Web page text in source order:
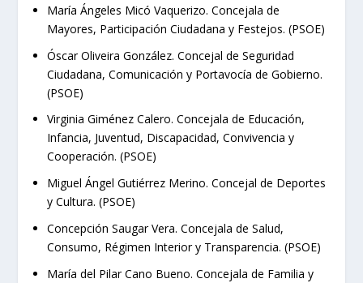
María Ángeles Micó Vaquerizo. Concejala de
Mayores, Participación Ciudadana y Festejos. (PSOE)
Óscar Oliveira González. Concejal de Seguridad
Ciudadana, Comunicación y Portavocía de Gobierno.
(PSOE)
Virginia Giménez Calero. Concejala de Educación,
Infancia, Juventud, Discapacidad, Convivencia y
Cooperación. (PSOE)
Miguel Ángel Gutiérrez Merino. Concejal de Deportes
y Cultura. (PSOE)
Concepción Saugar Vera. Concejala de Salud,
Consumo, Régimen Interior y Transparencia. (PSOE)
María del Pilar Cano Bueno. Concejala de Familia y